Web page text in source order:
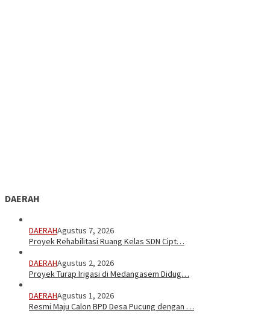
DAERAH
DAERAHAgustus 7, 2026
Proyek Rehabilitasi Ruang Kelas SDN Cipt…
DAERAHAgustus 2, 2026
Proyek Turap Irigasi di Medangasem Didug…
DAERAHAgustus 1, 2026
Resmi Maju Calon BPD Desa Pucung dengan …